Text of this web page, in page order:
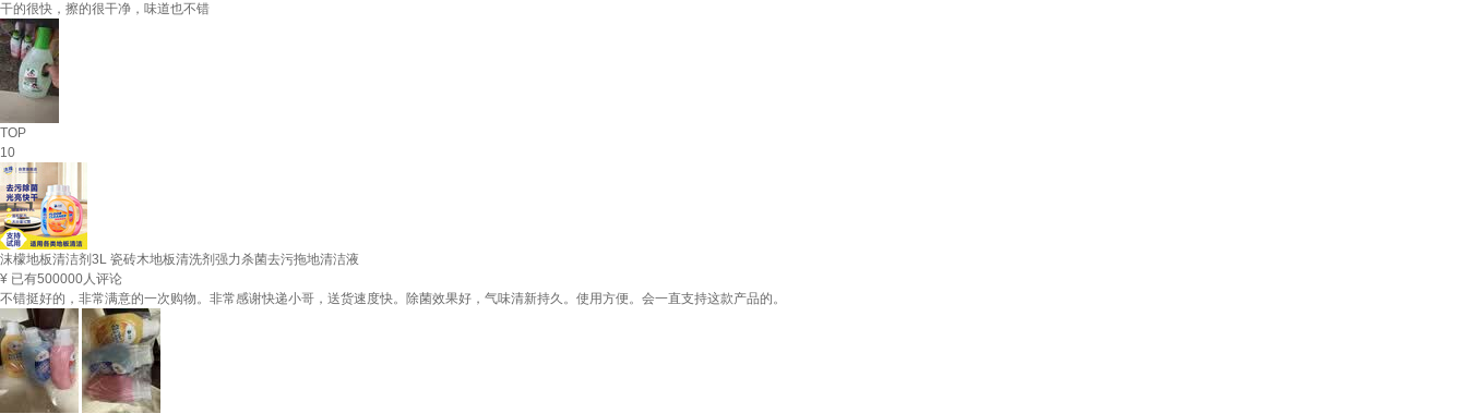
干的很快，擦的很干净，味道也不错
TOP
10
沫檬地板清洁剂3L 瓷砖木地板清洗剂强力杀菌去污拖地清洁液
¥ 已有500000人评论
不错挺好的，非常满意的一次购物。非常感谢快递小哥，送货速度快。除菌效果好，气味清新持久。使用方便。会一直支持这款产品的。